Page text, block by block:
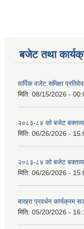
बजेट तथा
वार्पिक वजेट समिक्षा
मिति: 08/15/2026 -
२०८३-८४ को बजेट बक्तव्य
मिति: 06/26/2026 -
२०८३-८४ को बजेट बक्तव्य
मिति: 06/26/2026 -
बाख्रा प्रवर्धन कार्यक्रम
मिति: 05/20/2026 -